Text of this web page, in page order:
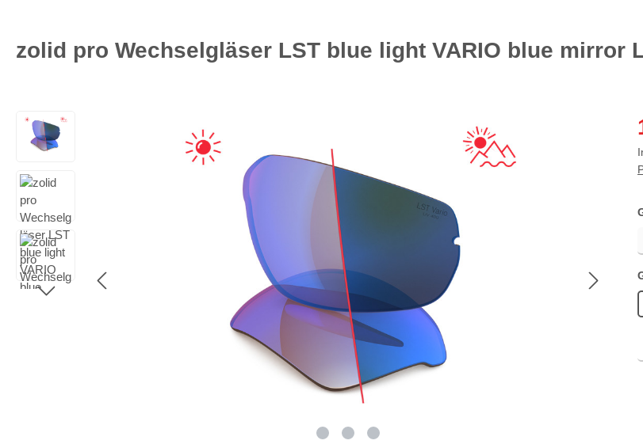
zolid pro Wechselgläser LST blue light VARIO blue mirror
Bildergalerie überspringen